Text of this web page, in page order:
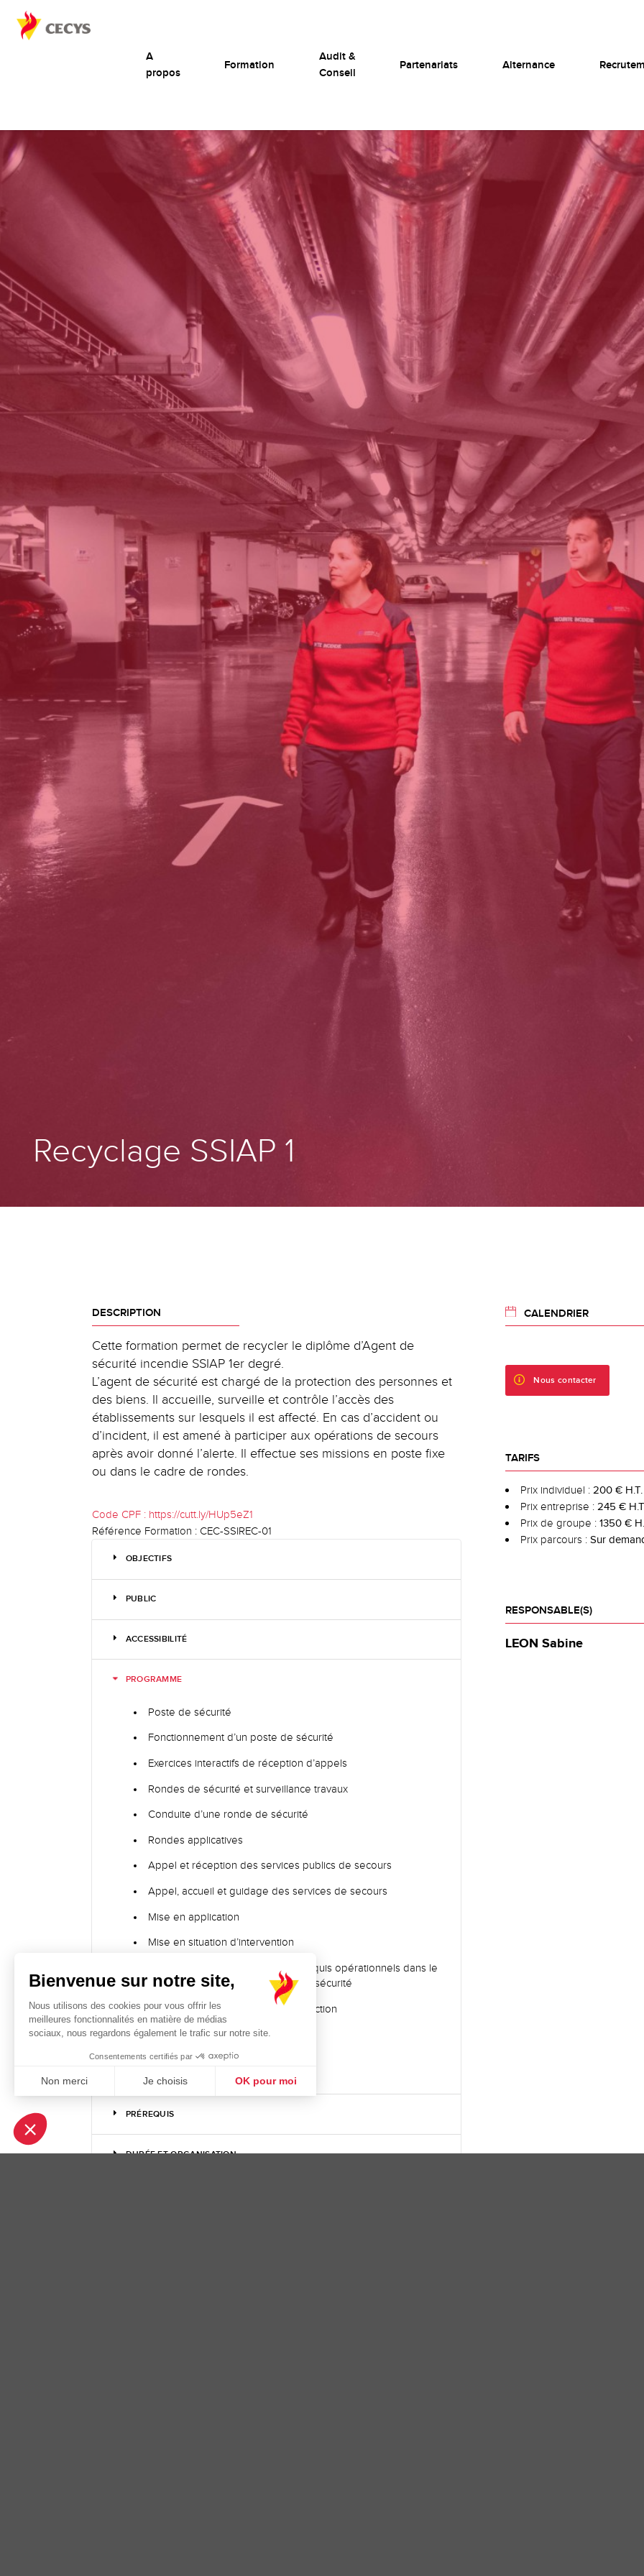
A
propos
Formation
Audit &
Conseil
Partenariats Alternance
Recyclage SSIAP 1
DESCRIPTION
Cette formation permet de recycler le diplôme d’Agent de
sécurité incendie SSIAP 1er degré.
L’agent de sécurité est chargé de la protection des personnes et
des biens. Il accueille, surveille et contrôle l’accès des
établissements sur lesquels il est affecté. En cas d’accident ou
d’incident, il est amené à participer aux opérations de secours
après avoir donné l’alerte. Il effectue ses missions en poste fixe
ou dans le cadre de rondes.
Code CPF : https://cutt.ly/HUp5eZ1
Référence Formation : CEC-SSIREC-01
OBJECTIFS
PUBLIC
ACCESSIBILITÉ
PROGRAMME
Poste de sécurité
Fonctionnement d’un poste de sécurité
Exercices interactifs de réception d’appels
Rondes de sécurité et surveillance travaux
Conduite d’une ronde de sécurité
Rondes applicatives
Appel et réception des services publics de secours
Appel, accueil et guidage des services de secours
Mise en application
Mise en situation d’intervention
Mise en application globale des acquis opérationnels dans le
cadre de l’intervention de l’équipe de sécurité
Mise en œuvre des moyens d’extinction
Exercices d’extinction sur feux réels
Protection individuelle
PRÉREQUIS
DURÉE ET ORGANISATION
CALENDRIER
Nous contacter
TARIFS
Prix individuel :200 € H.T.
Prix entreprise :245 €
Prix de groupe :1350 €
Prix parcours :Sur
RESPONSABLE(S)
LEON Sabine
Bienvenue sur notre site,
Nous utilisons des cookies pour vous offrir les
meilleures fonctionnalités en matière de médias
sociaux, nous regardons également le trafic sur notre site.
Consentements certifiés par
Non merci Je choisis OK pour moi
Notre plateforme vous permet d'adapter et de gérer vos paramètres de confidentialité, en garantissant la conformité avec les